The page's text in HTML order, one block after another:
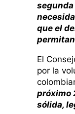
que el
El
por la
próximo
sólida,